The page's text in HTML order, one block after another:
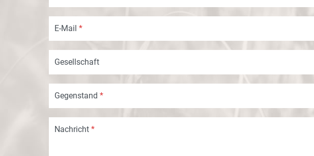
E-Mail *
Gesellschaft
Gegenstand *
Nachricht *